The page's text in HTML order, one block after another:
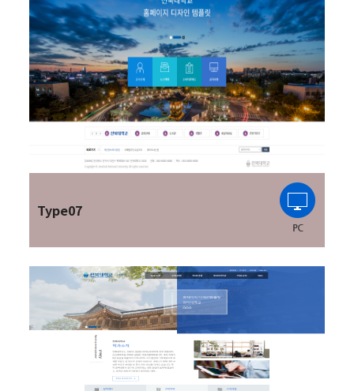
Type07